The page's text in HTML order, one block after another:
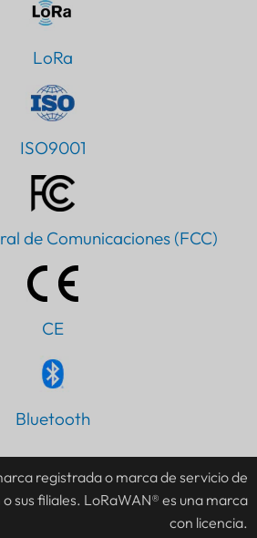
LoRa
ISO9001
de Comunicaciones (FCC)
CE
Bluetooth
registrada o marca de servicio de
sus filiales. LoRaWAN® es una marca
con licencia.
DE
JA